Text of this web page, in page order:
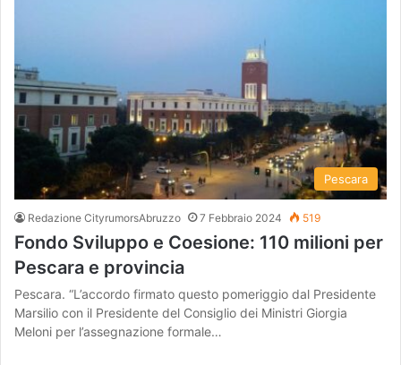
Pescara
Redazione CityrumorsAbruzzo 7 Febbraio 2024 519
Fondo Sviluppo e Coesione: 110 milioni per
Pescara e provincia
Pescara. “L’accordo firmato questo pomeriggio dal Presidente
Marsilio con il Presidente del Consiglio dei Ministri Giorgia
Meloni per l’assegnazione formale…